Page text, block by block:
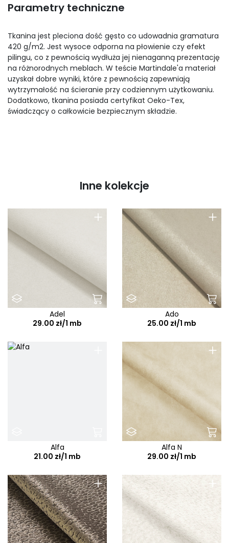
Parametry techniczne
Tkanina jest pleciona dość gęsto co udowadnia gramatura
420 g/m2. Jest wysoce odporna na płowienie czy efekt
pilingu, co z pewnością wydłuża jej nienaganną prezentację
na różnorodnych meblach. W teście Martindale'a materiał
uzyskał dobre wyniki, które z pewnością zapewniają
wytrzymałość na ścieranie przy codziennym użytkowaniu.
Dodatkowo, tkanina posiada certyfikat Oeko-Tex,
świadczący o całkowicie bezpiecznym składzie.
Inne kolekcje
+
Adel
29.00 zł/1 mb
+
Ado
25.00 zł/1 mb
Alfa
21.00 zł/1 mb
+
Alfa N
29.00 zł/1 mb
+ +